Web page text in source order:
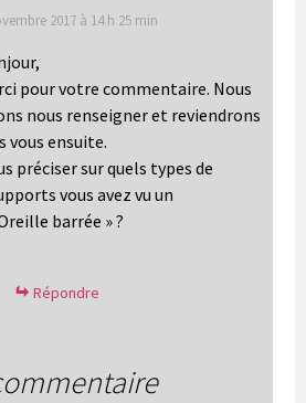
2017 à 14 h 25 min
pour votre commentaire. Nous
nous renseigner et reviendrons
vous ensuite.
préciser sur quels types de
vous avez vu un
barrée » ?
Répondre